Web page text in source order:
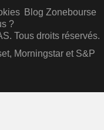
Blog Zonebourse
?
Tous droits réservés.
Morningstar et S&P